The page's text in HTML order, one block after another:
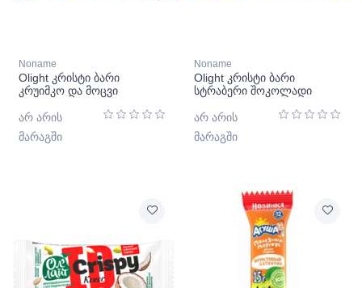
Noname
Olight კრისტი ბარი
კრუიმკო და მოცვი
არ არის
მარაგში
Noname
Olight კრისტი ბარი
სტრაბერი შოკოლადი
არ არის
მარაგში